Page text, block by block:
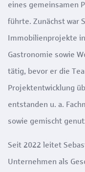
eines gemeinsamen
führte. Zunächst war
Immobilienprojekte
Gastronomie sowie
tätig, bevor er die
Projektentwicklung
entstanden u. a.
sowie gemischt
Seit 2022 leitet
Unternehmen als